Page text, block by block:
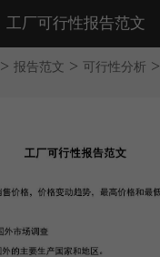
工厂可行性报告范文
> 报告范文 > 可行性分析 >